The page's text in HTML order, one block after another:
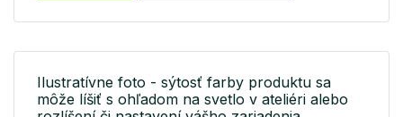
Ilustratívne foto - sýtosť farby produktu sa
môže líšiť s ohľadom na svetlo v ateliéri alebo